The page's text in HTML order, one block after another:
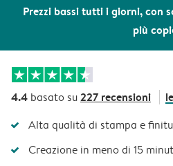
Prezzi bassi tutti i giorni, con
più
4.4 basato su227 recensioni
Alta qualità di stampa e
Creazione in meno di 15